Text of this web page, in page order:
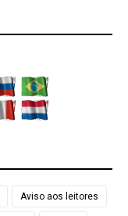
Aviso aos leitores